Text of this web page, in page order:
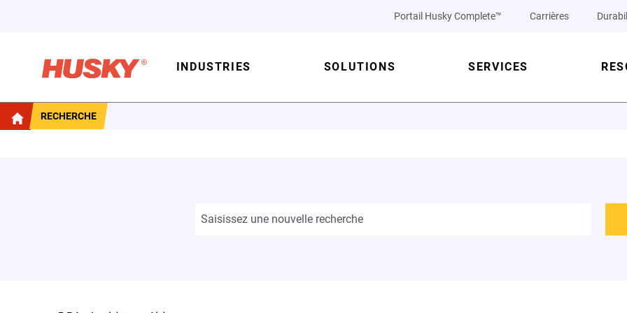
Portail Husky Complete™ Carrières
INDUSTRIES SOLUTIONS SERVICES
RECHERCHE